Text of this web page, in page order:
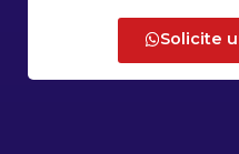
Solicite